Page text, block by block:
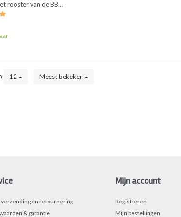
rooster van de BBQ.
12 Meest bekeken
en retournering
& garantie
Mijn account
Registreren
Mijn bestellingen